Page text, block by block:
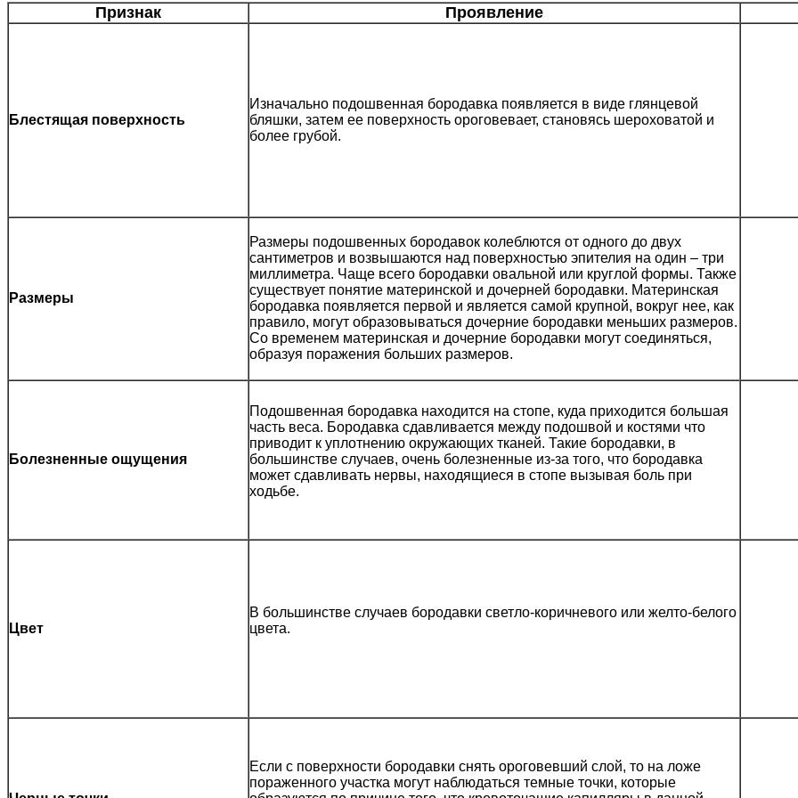
Признак Проявление
Блестящая поверхность
Изначально подошвенная бородавка появляется в виде глянцевой
бляшки, затем ее поверхность ороговевает, становясь шероховатой и
более грубой.
Размеры
Размеры подошвенных бородавок колеблются от одного до двух
сантиметров и возвышаются над поверхностью эпителия на один – три
миллиметра. Чаще всего бородавки овальной или круглой формы. Также
существует понятие материнской и дочерней бородавки. Материнская
бородавка появляется первой и является самой крупной, вокруг нее, как
правило, могут образовываться дочерние бородавки меньших размеров.
Со временем материнская и дочерние бородавки могут соединяться,
образуя поражения больших размеров.
Болезненные ощущения
Подошвенная бородавка находится на стопе, куда приходится большая
часть веса. Бородавка сдавливается между подошвой и костями что
приводит к уплотнению окружающих тканей. Такие бородавки, в
большинстве случаев, очень болезненные из-за того, что бородавка
может сдавливать нервы, находящиеся в стопе вызывая боль при
ходьбе.
Цвет
В большинстве случаев бородавки светло-коричневого или желто-белого
цвета.
Если с поверхности бородавки снять ороговевший слой, то на ложе
пораженного участка могут наблюдаться темные точки, которые